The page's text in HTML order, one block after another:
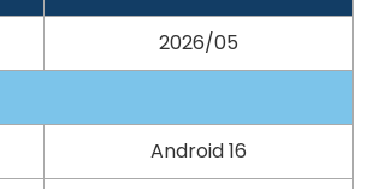
支援 30W 有線快充、15WQi 無線充電
Walkman 技術，
耳機孔，搭配優化雙立體聲揚聲器、AI
無線高解析音質，讓有線與
2026/05
Android 16